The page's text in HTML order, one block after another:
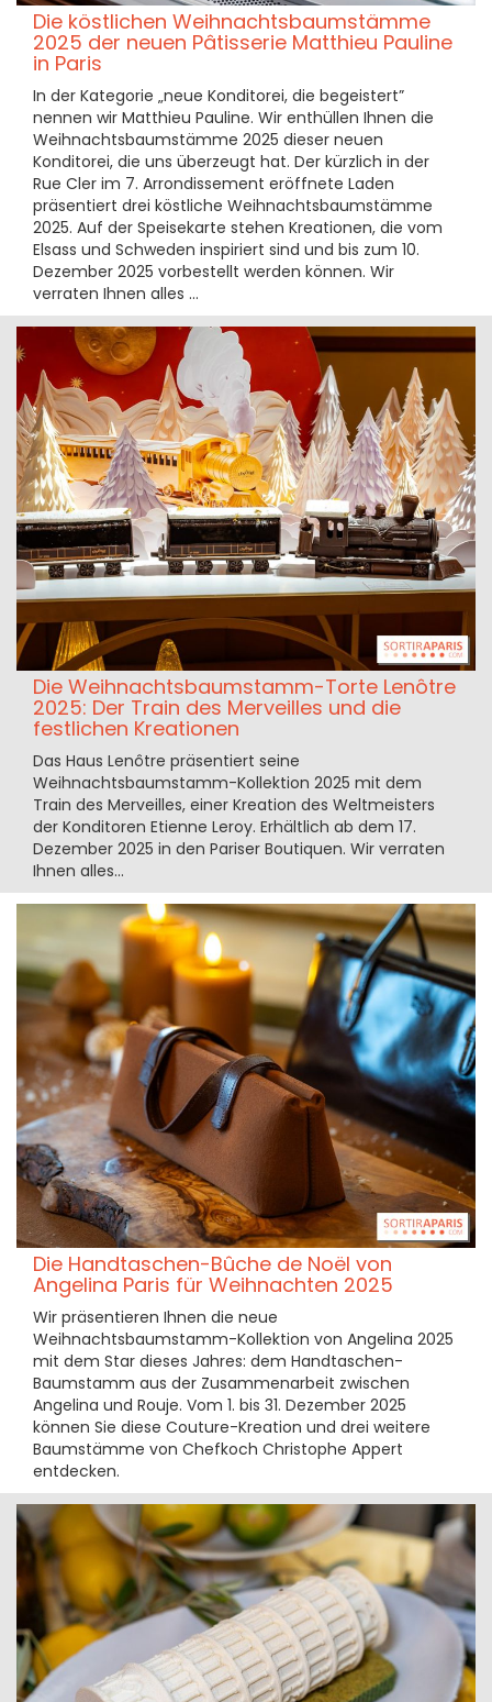
Die köstlichen Weihnachtsbaumstämme
2025 der neuen Pâtisserie Matthieu Pauline
in Paris
In der Kategorie „neue Konditorei, die begeistert”
nennen wir Matthieu Pauline. Wir enthüllen Ihnen die
Weihnachtsbaumstämme 2025 dieser neuen
Konditorei, die uns überzeugt hat. Der kürzlich in der
Rue Cler im 7. Arrondissement eröffnete Laden
präsentiert drei köstliche Weihnachtsbaumstämme
2025. Auf der Speisekarte stehen Kreationen, die vom
Elsass und Schweden inspiriert sind und bis zum 10.
Dezember 2025 vorbestellt werden können. Wir
verraten Ihnen alles ...
Die Weihnachtsbaumstamm-Torte Lenôtre
2025: Der Train des Merveilles und die
festlichen Kreationen
Das Haus Lenôtre präsentiert seine
Weihnachtsbaumstamm-Kollektion 2025 mit dem
Train des Merveilles, einer Kreation des Weltmeisters
der Konditoren Etienne Leroy. Erhältlich ab dem 17.
Dezember 2025 in den Pariser Boutiquen. Wir verraten
Ihnen alles...
Die Handtaschen-Bûche de Noël von
Angelina Paris für Weihnachten 2025
Wir präsentieren Ihnen die neue
Weihnachtsbaumstamm-Kollektion von Angelina 2025
mit dem Star dieses Jahres: dem Handtaschen-
Baumstamm aus der Zusammenarbeit zwischen
Angelina und Rouje. Vom 1. bis 31. Dezember 2025
können Sie diese Couture-Kreation und drei weitere
Baumstämme von Chefkoch Christophe Appert
entdecken.